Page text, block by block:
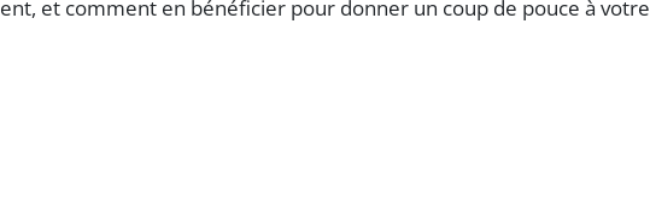
et comment en bénéficier pour donner un coup de pouce à votre